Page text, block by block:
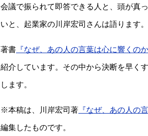
会議で振られて即答できる人と、頭が真
いと、起業家の川岸宏司さんは語ります。
著書 『なぜ、あの人の言葉は心に響くの
紹介しています。その中から決断を早く
します。
※本稿は、川岸宏司著 『なぜ、あの人の
編集したものです。